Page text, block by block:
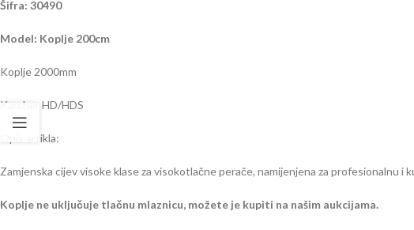
Šifra: 30490
Model: Koplje 200cm
Koplje 2000mm
Karcher HD/HDS
Opis artikla:
Zamjenska cijev visoke klase za visokotlačne perače, namijenjena za profesionalnu
Koplje ne uključuje tlačnu mlaznicu, možete je kupiti na našim aukcijama.